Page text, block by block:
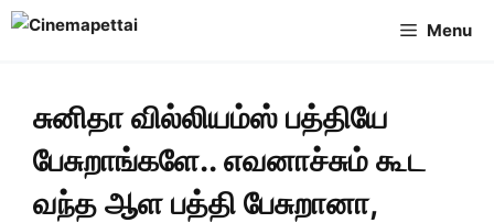
Skip
Menu
சுனிதா வில்லியம்ஸ் பத்தியே
பேசுறாங்களே.. எவனாச்சும் கூட
வந்த ஆள பத்தி பேசுறானா,